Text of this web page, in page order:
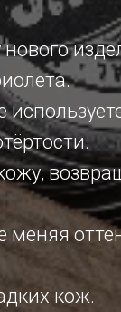
меняя
кож.